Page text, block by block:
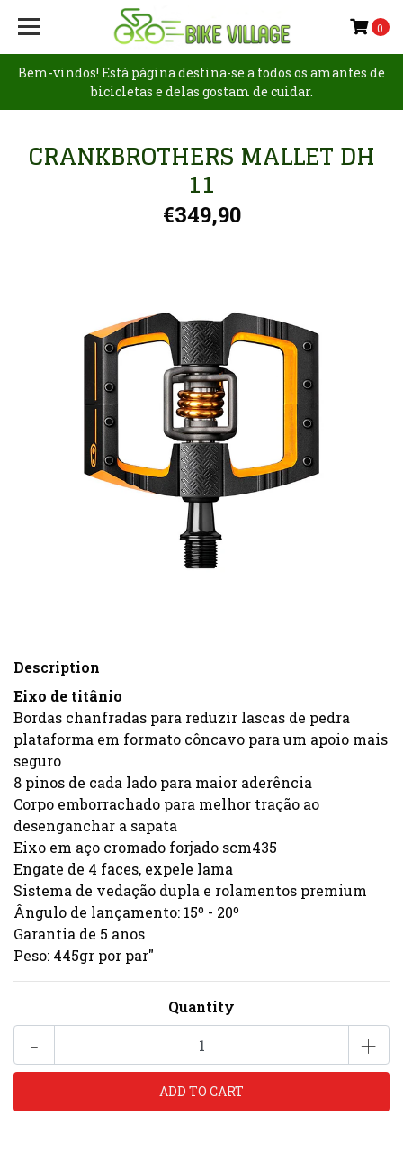
Bem-vindos! Está página destina-se a todos os amantes de
bicicletas e delas gostam de cuidar.
0
CRANKBROTHERS MALLET DH
11
€349,90
Description
Eixo de titânio
Bordas chanfradas para reduzir lascas de pedra
plataforma em formato côncavo para um apoio mais
seguro
8 pinos de cada lado para maior aderência
Corpo emborrachado para melhor tração ao
desenganchar a sapata
Eixo em aço cromado forjado scm435
Engate de 4 faces, expele lama
Sistema de vedação dupla e rolamentos premium
Ângulo de lançamento: 15º - 20º
Garantia de 5 anos
Peso: 445gr por par"
Quantity
- +